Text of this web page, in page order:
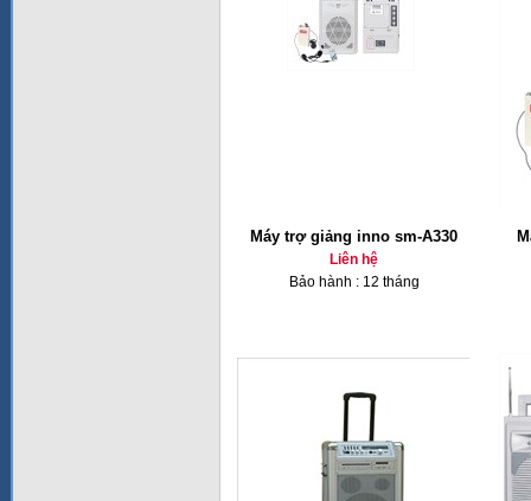
Máy trợ giảng inno sm-A330
Liên hệ
Bảo hành : 12 tháng